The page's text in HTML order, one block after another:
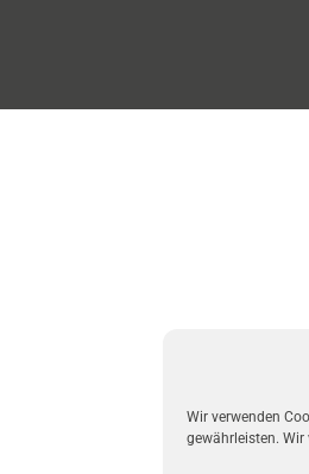
Wir verwenden
gewährleisten. Wir